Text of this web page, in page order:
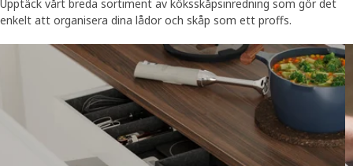
Upptäck vårt breda sortiment av köksskåpsinredning som gör det
enkelt att organisera dina lådor och skåp som ett proffs.
Skip listing